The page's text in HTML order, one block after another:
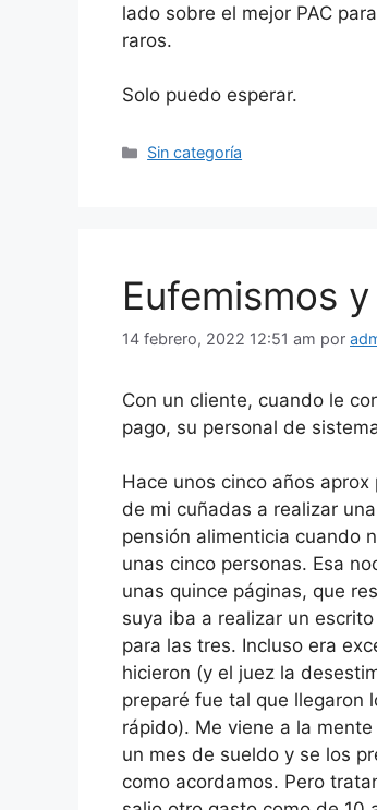
lado sobre el mejor PAC
raros.
Solo puedo esperar.
Categorías
Sin categoría
Eufemismos
14 febrero, 2022 12:51 am por
Con un cliente, cuando le
pago, su personal de
Hace unos cinco años
de mi cuñadas a realizar
pensión alimenticia cuando
unas cinco personas. Esa
unas quince páginas, que
suya iba a realizar un
para las tres. Incluso era
hicieron (y el juez la
preparé fue tal que llegaron
rápido). Me viene a la
un mes de sueldo y se los
como acordamos. Pero